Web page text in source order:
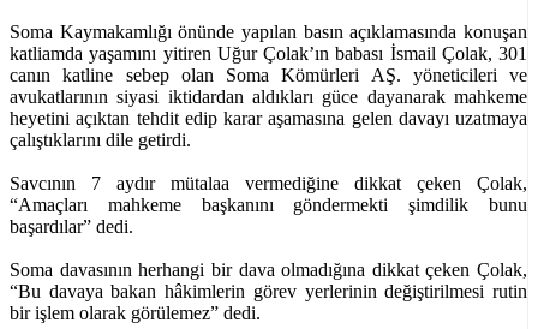
Soma Kaymakamlığı önünde yapılan basın açıklamasında konuşan
katliamda yaşamını yitiren Uğur Çolak’ın babası İsmail Çolak, 301
canın katline sebep olan Soma Kömürleri AŞ. yöneticileri ve
avukatlarının siyasi iktidardan aldıkları güce dayanarak mahkeme
heyetini açıktan tehdit edip karar aşamasına gelen davayı uzatmaya
çalıştıklarını dile getirdi.
Savcının 7 aydır mütalaa vermediğine dikkat çeken Çolak,
“Amaçları mahkeme başkanını göndermekti şimdilik bunu
başardılar” dedi.
Soma davasının herhangi bir dava olmadığına dikkat çeken Çolak,
“Bu davaya bakan hâkimlerin görev yerlerinin değiştirilmesi rutin
bir işlem olarak görülemez” dedi.